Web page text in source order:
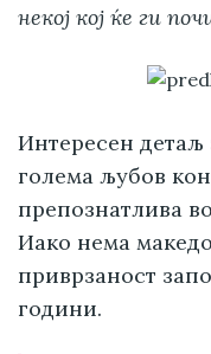
некој кој ќе ги
Интересен детаљ
голема љубов
препознатлива
Иако нема
приврзаност
години.